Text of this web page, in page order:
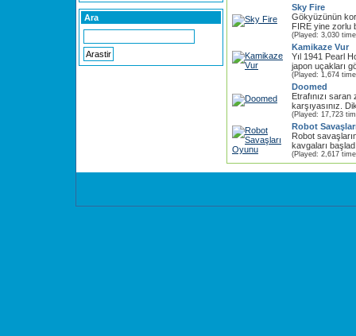
Ara
Sky Fire
Gökyüzünün
FIRE yine zorlu
(Played: 3,030
Kamikaze Vur
Yıl 1941 Pearl
japon uçakları
(Played: 1,674
Doomed
Etrafınızı
karşıyasınız.
(Played: 17,723
Robot
Robot
kavgaları
(Played: 2,617